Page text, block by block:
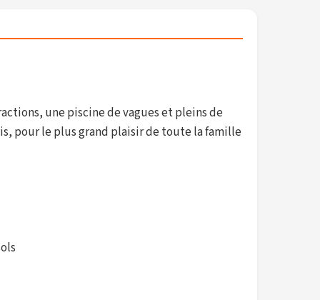
une piscine de vagues et pleins de
pour le plus grand plaisir de toute la famille